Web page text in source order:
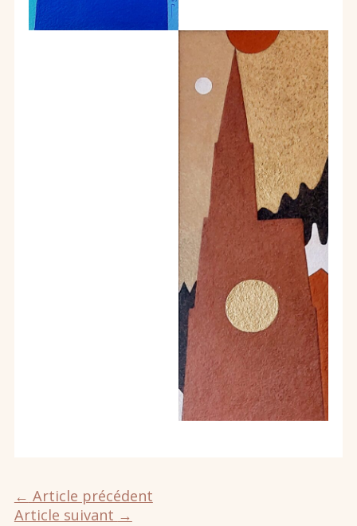
← Article précédent
Article suivant →